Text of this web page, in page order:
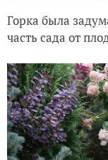
Строительство
Возвращение в
Горка была
часть сада от